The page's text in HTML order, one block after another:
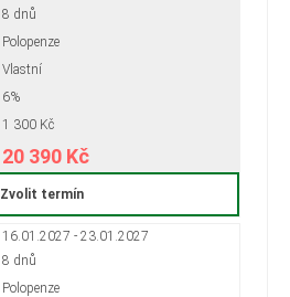
8 dnů
Polopenze
Vlastní
6%
1 300 Kč
20 390 Kč
Zvolit termín
16.01.2027 - 23.01.2027
8 dnů
Polopenze